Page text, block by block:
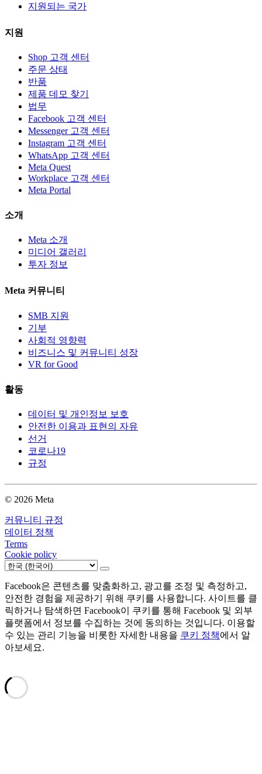
지원되는 국가
지원
Shop 고객 센터
주문 상태
반품
제품 데모 찾기
법무
Facebook 고객 센터
Messenger 고객 센터
Instagram 고객 센터
WhatsApp 고객 센터
Meta Quest
Workplace 고객 센터
Meta Portal
소개
Meta 소개
미디어 갤러리
투자 정보
Meta 커뮤니티
SMB 지원
기부
사회적 영향력
비즈니스 및 커뮤니티 성장
VR for Good
활동
데이터 및 개인정보 보호
안전한 이용과 표현의 자유
선거
코로나19
규정
© 2026 Meta
커뮤니티 규정
데이터 정책
Terms
Cookie policy
Facebook은 콘텐츠를 맞춤화하고, 광고를 조정 및 측정하고,
안전한 경험을 제공하기 위해 쿠키를 사용합니다. 사이트를 클
릭하거나 탐색하면 Facebook이 쿠키를 통해 Facebook 및 외부
플랫폼에서 정보를 수집하는 것에 동의하는 것입니다. 이용할
수 있는 관리 기능을 비롯한 자세한 내용을 쿠키 정책에서 알
아보세요.